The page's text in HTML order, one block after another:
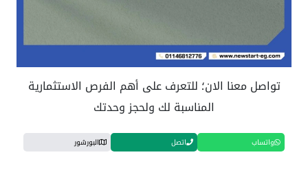
تواصل معنا الان؛ للتعرف على أهم الفرص الاستثمارية
المناسبة لك ولحجز وحدتك
واتساب اتصل البورشور